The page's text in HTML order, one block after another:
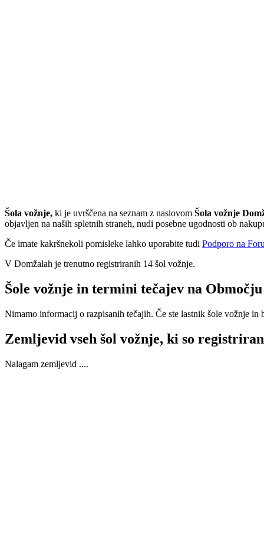
Šola vožnje, ki je uvrščena na seznam z naslovom Šola vožnje
objavljen na naših spletnih straneh, nudi posebne ugodnosti ob
Če imate kakršnekoli pomisleke lahko uporabite tudi Podporo na
V Domžalah je trenutno registriranih 14 šol vožnje.
Šole vožnje in termini tečajev na
Nimamo informacij o razpisanih tečajih. Če ste lastnik šole vožnje
Zemljevid vseh šol vožnje, ki so
Nalagam zemljevid ....